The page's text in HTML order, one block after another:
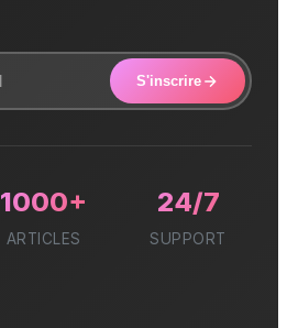
S'inscrire
1000+
ARTICLES
24/7
SUPPORT